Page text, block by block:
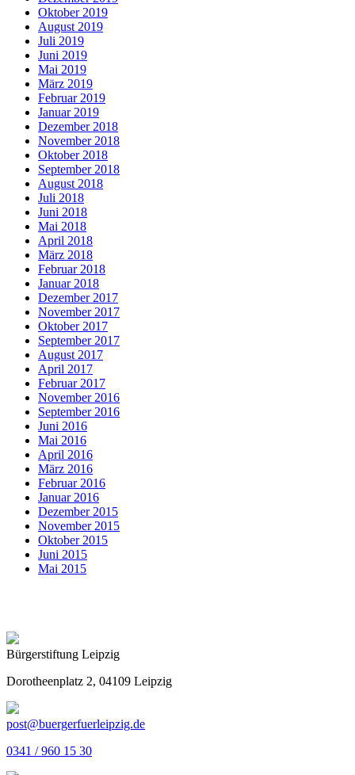
Oktober 2019
August 2019
Juli 2019
Juni 2019
Mai 2019
März 2019
Februar 2019
Januar 2019
Dezember 2018
November 2018
Oktober 2018
September 2018
August 2018
Juli 2018
Juni 2018
Mai 2018
April 2018
März 2018
Februar 2018
Januar 2018
Dezember 2017
November 2017
Oktober 2017
September 2017
August 2017
April 2017
Februar 2017
November 2016
September 2016
Juni 2016
Mai 2016
April 2016
März 2016
Februar 2016
Januar 2016
Dezember 2015
November 2015
Oktober 2015
Juni 2015
Mai 2015
Bürgerstiftung Leipzig
Dorotheenplatz 2, 04109 Leipzig
post@buergerfuerleipzig.de
0341 / 960 15 30